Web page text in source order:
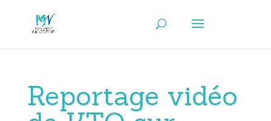
Reportage vidéo